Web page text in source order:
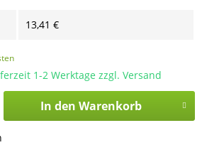
13,41 €
1-2 Werktage zzgl. Versand
In den Warenkorb